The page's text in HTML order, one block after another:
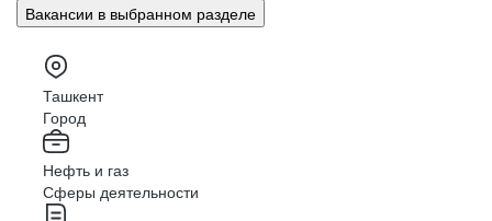
Вакансии в выбранном разделе
Ташкент
Город
Нефть и газ
Сферы деятельности